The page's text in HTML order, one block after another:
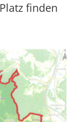
finden